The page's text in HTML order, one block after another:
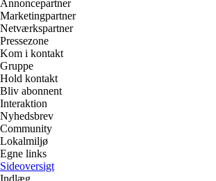
Annoncepartner
Marketingpartner
Netværkspartner
Pressezone
Kom i kontakt
Gruppe
Hold kontakt
Bliv abonnent
Interaktion
Nyhedsbrev
Community
Lokalmiljø
Egne links
Sideoversigt
Indlæg